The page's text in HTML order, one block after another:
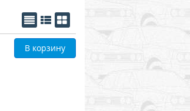
В корзину